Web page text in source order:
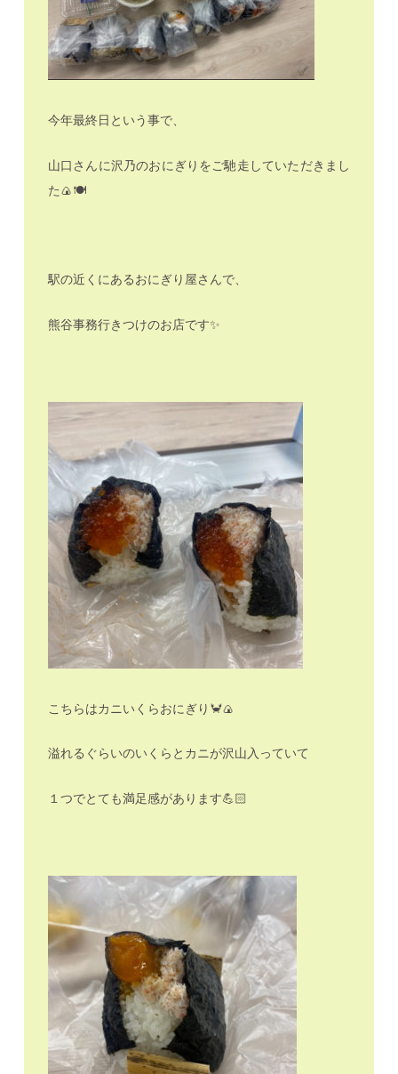
今年最終日という事で、
山口さんに沢乃のおにぎりをご馳走していただきまし
た🍙🍽️
駅の近くにあるおにぎり屋さんで、
熊谷事務行きつけのお店です✨
こちらはカニいくらおにぎり🦀🍙
溢れるぐらいのいくらとカニが沢山入っていて
１つでとても満足感があります💪🏻